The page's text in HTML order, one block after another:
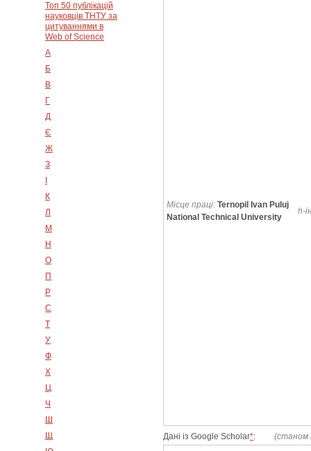
Топ 50 публікацій
науковців ТНТУ за
цитуваннями в
Web of Science
А
Б
В
Г
Д
Є
Ж
З
К
Л
М
Н
О
П
Р
С
Т
У
Ф
Х
Ц
Ч
Ш
Щ
Місце праці: Ternopil Ivan Puluj
National Technical University
h-
Дані із Google Scholar*: (станом